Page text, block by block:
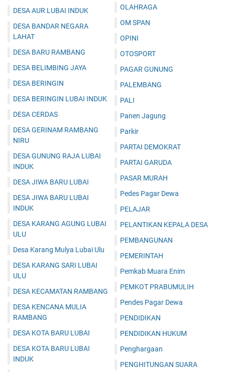
DESA AUR LUBAI INDUK
DESA BANDAR NEGARA
LAHAT
DESA BARU RAMBANG
DESA BELIMBING JAYA
DESA BERINGIN
DESA BERINGIN LUBAI INDUK
DESA CERDAS
DESA GERINAM RAMBANG
NIRU
DESA GUNUNG RAJA LUBAI
INDUK
DESA JIWA BARU LUBAI
DESA JIWA BARU LUBAI
INDUK
DESA KARANG AGUNG LUBAI
ULU
Desa Karang Mulya Lubai Ulu
DESA KARANG SARI LUBAI
ULU
DESA KECAMATAN RAMBANG
DESA KENCANA MULIA
RAMBANG
DESA KOTA BARU LUBAI
DESA KOTA BARU LUBAI
INDUK
OLAHRAGA
OM SPAN
OPINI
OTOSPORT
PAGAR GUNUNG
PALEMBANG
PALI
Panen Jagung
Parkir
PARTAI DEMOKRAT
PARTAI GARUDA
PASAR MURAH
Pedes Pagar Dewa
PELAJAR
PELANTIKAN KEPALA DESA
PEMBANGUNAN
PEMERINTAH
Pemkab Muara Enim
PEMKOT PRABUMULIH
Pendes Pagar Dewa
PENDIDIKAN
PENDIDIKAN HUKUM
Penghargaan
PENGHITUNGAN SUARA